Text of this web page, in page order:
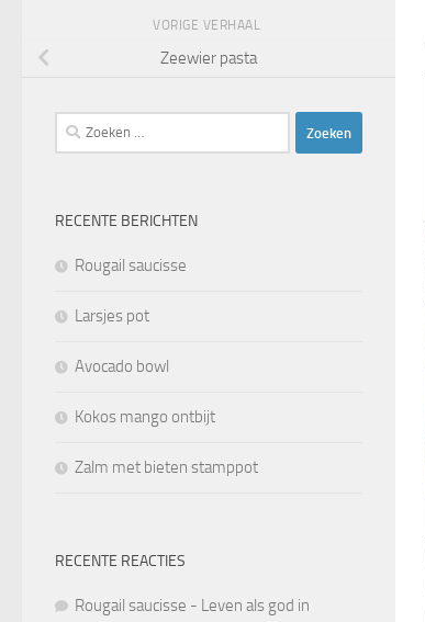
VORIGE VERHAAL
Zeewier pasta
Zoeken
naar:
RECENTE BERICHTEN
Rougail saucisse
Larsjes pot
Avocado bowl
Kokos mango ontbijt
Zalm met bieten stamppot
RECENTE REACTIES
Rougail saucisse - Leven als god in